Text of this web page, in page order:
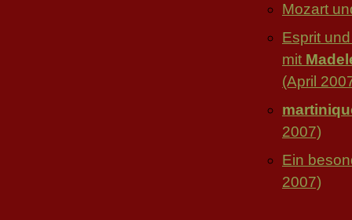
Mozart
Esprit
mit
(April
2007)
Ein
2007)